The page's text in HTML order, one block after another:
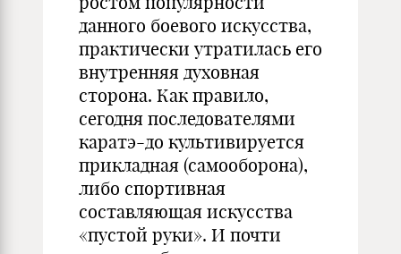
данного боевого искусства,
практически утратилась его
внутренняя духовная
сторона. Как правило,
сегодня последователями
каратэ-до культивируется
прикладная (самооборона),
либо спортивная
составляющая искусства
«пустой руки». И почти